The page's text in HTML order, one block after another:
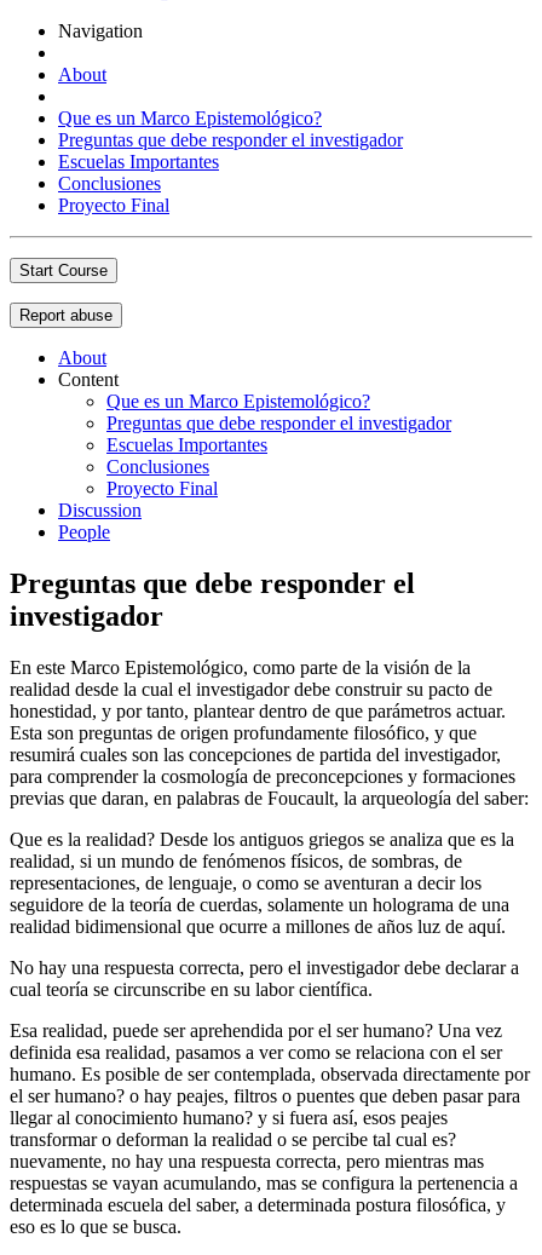
Navigation
About
Que es un Marco Epistemológico?
Preguntas que debe responder el investigador
Escuelas Importantes
Conclusiones
Proyecto Final
Start Course
Report abuse
About
Content
Que es un Marco Epistemológico?
Preguntas que debe responder el investigador
Escuelas Importantes
Conclusiones
Proyecto Final
Discussion
People
Preguntas que debe responder el
investigador
En este Marco Epistemológico, como parte de la visión de la
realidad desde la cual el investigador debe construir su pacto de
honestidad, y por tanto, plantear dentro de que parámetros actuar.
Esta son preguntas de origen profundamente filosófico, y que
resumirá cuales son las concepciones de partida del investigador,
para comprender la cosmología de preconcepciones y formaciones
previas que daran, en palabras de Foucault, la arqueología del saber:
Que es la realidad? Desde los antiguos griegos se analiza que es la
realidad, si un mundo de fenómenos físicos, de sombras, de
representaciones, de lenguaje, o como se aventuran a decir los
seguidore de la teoría de cuerdas, solamente un holograma de una
realidad bidimensional que ocurre a millones de años luz de aquí.
No hay una respuesta correcta, pero el investigador debe declarar a
cual teoría se circunscribe en su labor científica.
Esa realidad, puede ser aprehendida por el ser humano? Una vez
definida esa realidad, pasamos a ver como se relaciona con el ser
humano. Es posible de ser contemplada, observada directamente por
el ser humano? o hay peajes, filtros o puentes que deben pasar para
llegar al conocimiento humano? y si fuera así, esos peajes
transformar o deforman la realidad o se percibe tal cual es?
nuevamente, no hay una respuesta correcta, pero mientras mas
respuestas se vayan acumulando, mas se configura la pertenencia a
determinada escuela del saber, a determinada postura filosófica, y
eso es lo que se busca.